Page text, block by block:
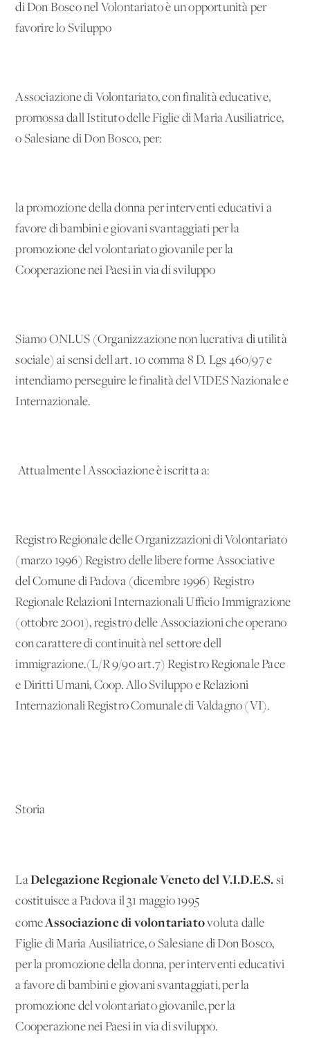
di Don Bosco nel Volontariato è un'opportunità per
favorire lo Sviluppo
Associazione di Volontariato, con finalità educative,
promossa dall'Istituto delle Figlie di Maria Ausiliatrice,
o Salesiane di Don Bosco, per:
la promozione della donna per interventi educativi a
favore di bambini e giovani svantaggiati per la
promozione del volontariato giovanile per la
Cooperazione nei Paesi in via di sviluppo
Siamo ONLUS (Organizzazione non lucrativa di utilità
sociale) ai sensi dell'art. 10 comma 8 D. Lgs 460/97 e
intendiamo perseguire le finalità del VIDES Nazionale e
Internazionale.
Attualmente l'Associazione è iscritta a:
Registro Regionale delle Organizzazioni di Volontariato
(marzo 1996) Registro delle libere forme Associative
del Comune di Padova (dicembre 1996) Registro
Regionale Relazioni Internazionali Ufficio Immigrazione
(ottobre 2001), registro delle Associazioni che operano
con carattere di continuità nel settore dell'
immigrazione.(L/R 9/90 art.7) Registro Regionale Pace
e Diritti Umani, Coop. Allo Sviluppo e Relazioni
Internazionali Registro Comunale di Valdagno (VI).
Storia
LaDelegazione Regionale Veneto del V.I.D.E.S. si
costituisce a Padova il 31 maggio 1995
comeAssociazione di volontariatovoluta dalle
Figlie di Maria Ausiliatrice, o Salesiane di Don Bosco,
per la promozione della donna, per interventi educativi
a favore di bambini e giovani svantaggiati, per la
promozione del volontariato giovanile, per la
Cooperazione nei Paesi in via di sviluppo.